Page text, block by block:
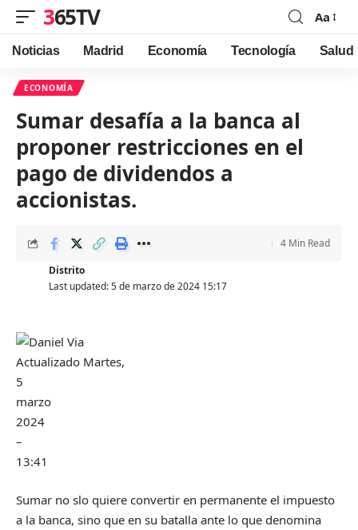
365TV
Font
Resizer
Aa
Noticias Madrid Economía Tecnología Salud
ECONOMÍA
Sumar desafía a la banca al
proponer restricciones en el
pago de dividendos a
accionistas.
Last updated: 5 de marzo de 2024 15:17
Distrito
4 Min Read
Actualizado Martes,
5
marzo
2024
–
13:41
Sumar no slo quiere convertir en permanente el impuesto
a la banca, sino que en su batalla ante lo que denomina